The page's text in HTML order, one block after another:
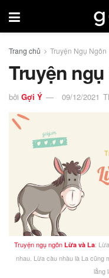
Trang chủ Truyện Ngụ Ngôn
Truyện
bởi Gợi Ý 09/12/2021
Truyện ngụ ngôn Lừa và La:
nhau. Lừa càu nhàu là La cũng
lẳng